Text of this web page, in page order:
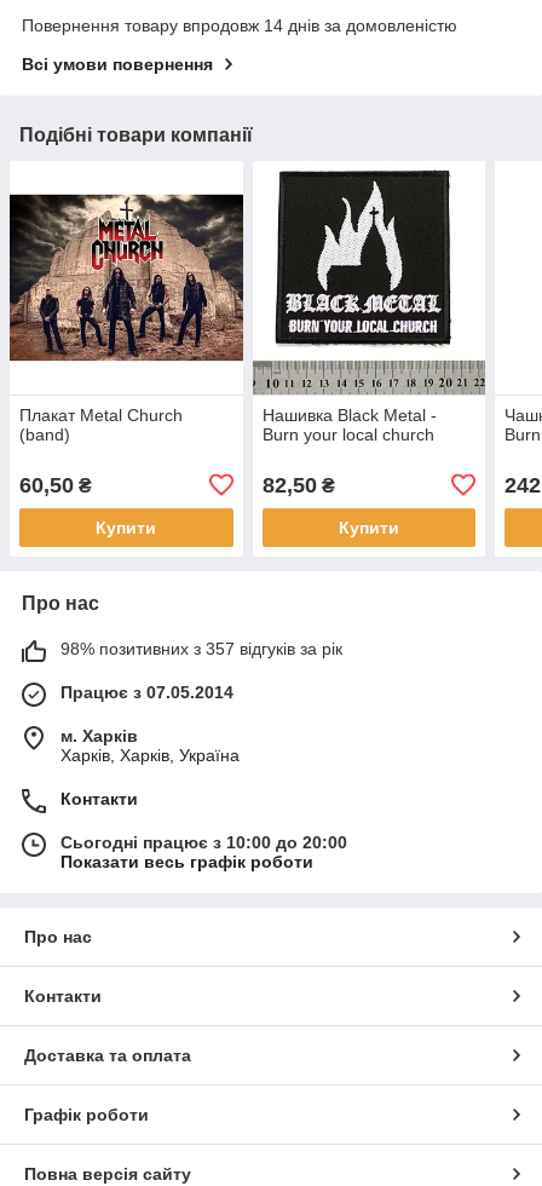
Повернення товару впродовж 14 днів за домовленістю
Всі умови повернення
Подібні товари компанії
Плакат Metal Church
(band)
60,50 ₴
Купити
Нашивка Black Metal -
Burn your local church
82,50₴
Купити
242
Про нас
98% позитивних з 357 відгуків за рік
Працює з 07.05.2014
м. Харків
Харків, Харків, Україна
Контакти
Сьогодні працює з 10:00 до 20:00
Показати весь графік роботи
Про нас
Контакти
Доставка та оплата
Графік роботи
Повна версія сайту